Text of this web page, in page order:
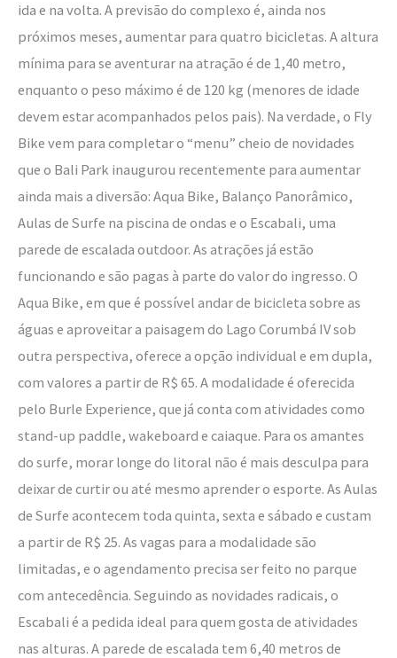
ida e na volta. A previsão do complexo é, ainda nos
próximos meses, aumentar para quatro bicicletas. A altura
mínima para se aventurar na atração é de 1,40 metro,
enquanto o peso máximo é de 120 kg (menores de idade
devem estar acompanhados pelos pais). Na verdade, o Fly
Bike vem para completar o “menu” cheio de novidades
que o Bali Park inaugurou recentemente para aumentar
ainda mais a diversão: Aqua Bike, Balanço Panorâmico,
Aulas de Surfe na piscina de ondas e o Escabali, uma
parede de escalada outdoor. As atrações já estão
funcionando e são pagas à parte do valor do ingresso. O
Aqua Bike, em que é possível andar de bicicleta sobre as
águas e aproveitar a paisagem do Lago Corumbá IV sob
outra perspectiva, oferece a opção individual e em dupla,
com valores a partir de R$ 65. A modalidade é oferecida
pelo Burle Experience, que já conta com atividades como
stand-up paddle, wakeboard e caiaque. Para os amantes
do surfe, morar longe do litoral não é mais desculpa para
deixar de curtir ou até mesmo aprender o esporte. As Aulas
de Surfe acontecem toda quinta, sexta e sábado e custam
a partir de R$ 25. As vagas para a modalidade são
limitadas, e o agendamento precisa ser feito no parque
com antecedência. Seguindo as novidades radicais, o
Escabali é a pedida ideal para quem gosta de atividades
nas alturas. A parede de escalada tem 6,40 metros de